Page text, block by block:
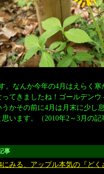
。なんか今年の4月はえらく
てきましたね！ゴールデン
かその前に4月は月末に少し
います。（2010年2～3月の記
事
にみる、アップル本気の『どく